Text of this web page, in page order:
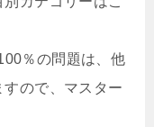
％の問題は、他
ので、マスター